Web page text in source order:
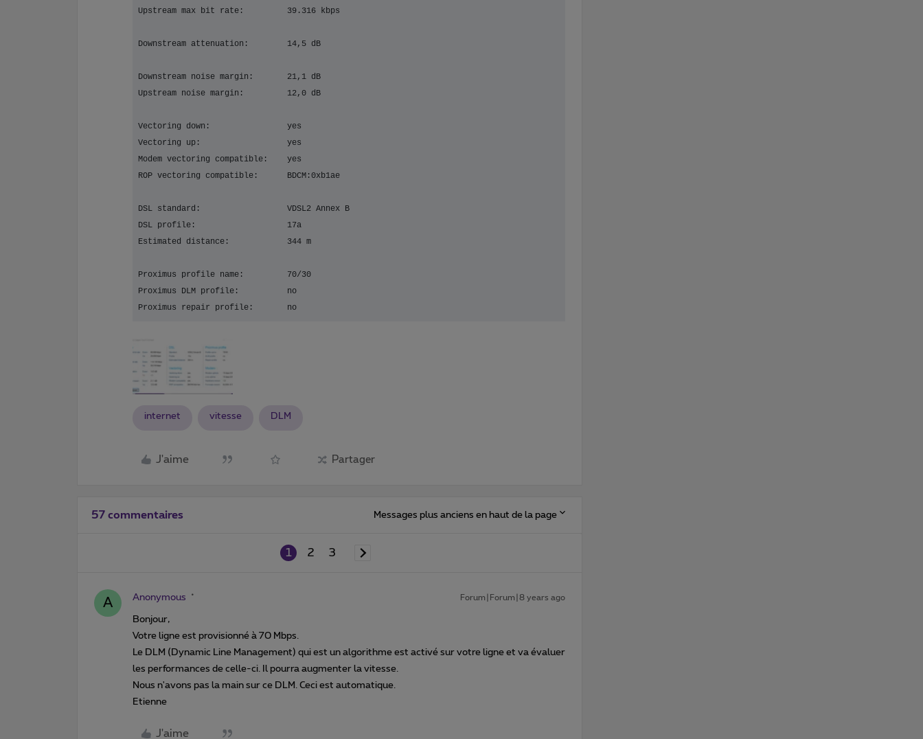
Upstream max bit rate:         39.316 kbps
Downstream attenuation:        14,5 dB
Downstream noise margin:       21,1 dB
Upstream noise margin:         12,0 dB
Vectoring down:                yes
Vectoring up:                  yes
Modem vectoring compatible:    yes
ROP vectoring compatible:      BDCM:0xb1ae
DSL standard:                  VDSL2 Annex B
DSL profile:                   17a
Estimated distance:            344 m
Proximus profile name:         70/30
Proximus DLM profile:          no
Proximus repair profile:       no
internet vitesse DLM
J'aime Partager
57 commentaires Messages plus anciens en haut de la page
1 2 3
A Anonymous Forum|Forum|8 years ago
Bonjour,
Votre ligne est provisionné à 70 Mbps.
Le DLM (Dynamic Line Management) qui est un algorithme est activé sur votre ligne et va évaluer
les performances de celle-ci. Il pourra augmenter la vitesse.
Nous n'avons pas la main sur ce DLM. Ceci est automatique.
Etienne
J'aime